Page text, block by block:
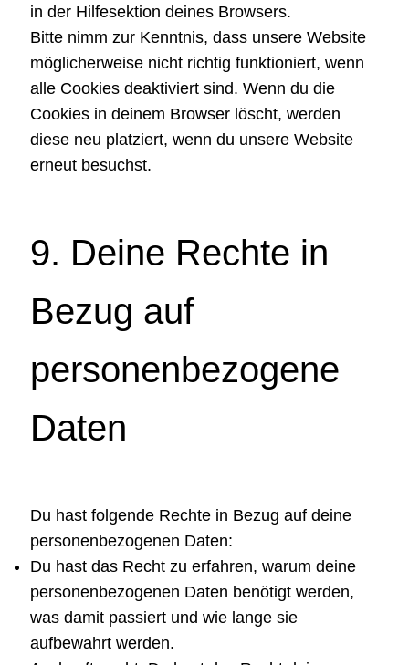
in der Hilfesektion deines Browsers.
Bitte nimm zur Kenntnis, dass unsere Website
möglicherweise nicht richtig funktioniert, wenn
alle Cookies deaktiviert sind. Wenn du die
Cookies in deinem Browser löscht, werden
diese neu platziert, wenn du unsere Website
erneut besuchst.
9. Deine Rechte in
Bezug auf
personenbezogene
Daten
Du hast folgende Rechte in Bezug auf deine
personenbezogenen Daten:
Du hast das Recht zu erfahren, warum deine
personenbezogenen Daten benötigt werden,
was damit passiert und wie lange sie
aufbewahrt werden.